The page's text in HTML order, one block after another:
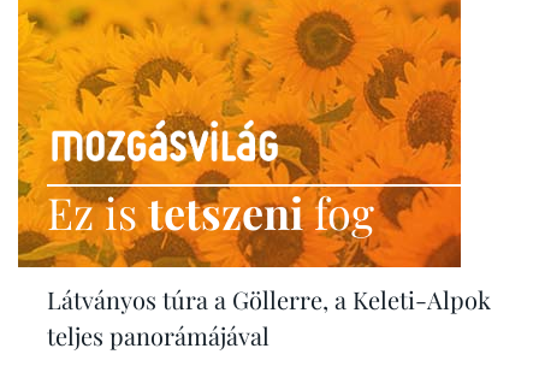
Ez istetszenifog
Látványos túra a Göllerre, a Keleti-Alpok
teljes panorámájával